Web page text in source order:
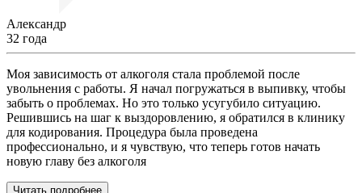
Александр
32 года
Моя зависимость от алкоголя стала проблемой после
увольнения с работы. Я начал погружаться в выпивку, чтобы
забыть о проблемах. Но это только усугубило ситуацию.
Решившись на шаг к выздоровлению, я обратился в клинику
для кодирования. Процедура была проведена
профессионально, и я чувствую, что теперь готов начать
новую главу без алкоголя
Читать подробнее